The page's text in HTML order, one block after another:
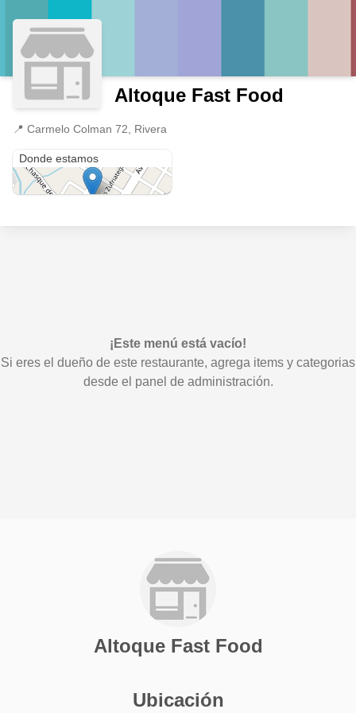
Altoque Fast Food
📍 Carmelo Colman 72, Rivera
Donde estamos
¡Este menú está vacío!
Si eres el dueño de este restaurante, agrega items y categorias
desde el panel de administración.
Altoque Fast Food
Ubicación